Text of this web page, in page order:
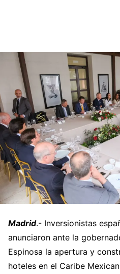
Madrid.- Inversionistas
anunciaron ante la
Espinosa la apertura y
hoteles en el Caribe